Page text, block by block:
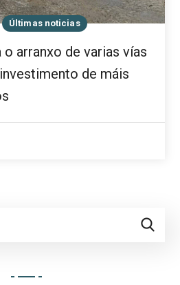
Últimas noticias
o arranxo de varias vías
de máis